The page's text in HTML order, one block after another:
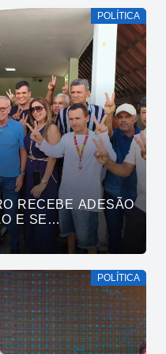
POLÍTICA
RECEBE ADESÃO
E SE
POLÍTICA